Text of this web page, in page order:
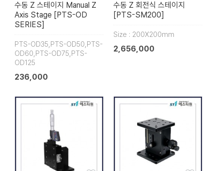
수동 Z 스테이지 Manual Z
Axis Stage [PTS-OD
SERIES]
PTS-OD35,PTS-OD50,PTS-
OD60,PTS-OD75,PTS-
OD125
236,000
수동 Z 회전식 스테이지
[PTS-SM200]
Size : 200X200mm
2,656,000